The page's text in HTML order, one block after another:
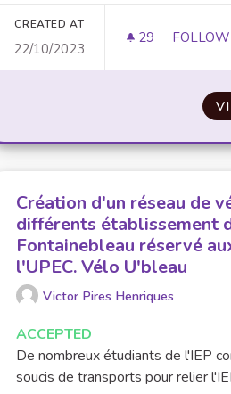
CREATED AT
22/10/2023
29 29
FOLLOW
Création d'un réseau de
différents établissement
Fontainebleau réservé
l'UPEC. Vélo U'bleau
Victor Pires Henriques
ACCEPTED
De nombreux étudiants de l'IEP
soucis de transports pour relier